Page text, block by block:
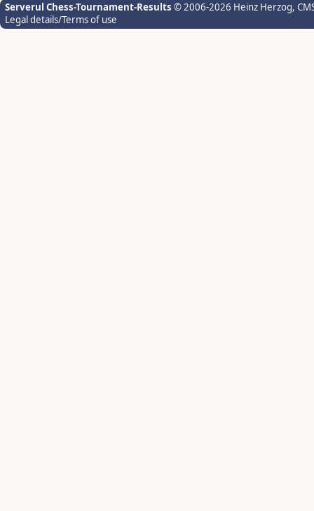
Serverul Chess-Tournament-Results © 2006-2026 Heinz Herzog,
Legal details/Terms of use